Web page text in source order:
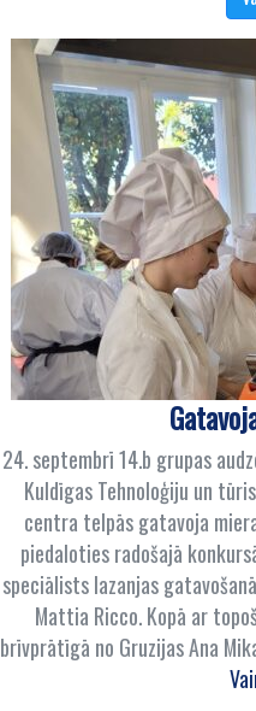
24. septembrī 14.b grupas
Kuldīgas Tehnoloģiju un
centra telpās gatavoja
piedaloties radošajā
speciālists lazanjas
Mattia Ricco. Kopā ar
brīvprātīgā no Gruzijas Ana